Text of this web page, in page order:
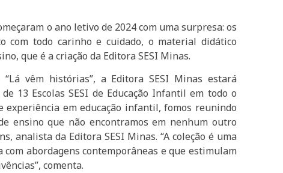
o ano letivo de 2024 com uma surpresa: os
com todo carinho e cuidado, o material didático
que é a criação da Editora SESI Minas.
“Lá vêm histórias”, a Editora SESI Minas estará
13 Escolas SESI de Educação Infantil em todo o
experiência em educação infantil, fomos reunindo
ensino que não encontramos em nenhum outro
analista da Editora SESI Minas. “A coleção é uma
abordagens contemporâneas e que estimulam
comenta.